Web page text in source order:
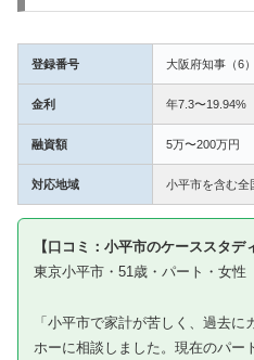
登録番号 大阪府知事（6
金利 年7.3〜19.94%
融資額 5万〜200万円
対応地域 小平市を含む全
【口コミ：小平市のケーススタデ
東京小平市・51歳・パート・女性
「小平市で家計が苦しく、過去
ホーに相談しました。現在のパー